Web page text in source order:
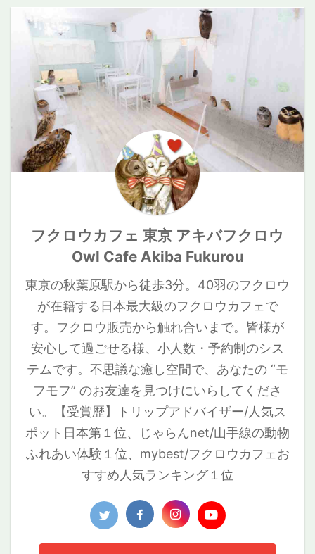
「特別なこ
と」としてで
ただけること
を大切にして
います。 気を
張らなくてい
い時間 フクロ
ウと向き合う
時間の中で
は、立場や背
ことの方が大
ットの特徴 フ
クロウグッズ
付き ご来店の
際、フクロウ
グッズをプレ
ゼントいたし
ます。 有効期
限なし 空席の
あるお日にち
にご利用いた
だけます。 デ
ジタルで即日
送 ...
日本国内のみ
た。皆様が差
し伸べてくだ
さった優しさ
は今でも忘れ
ることができ
ません。 その
優しさのおか
ことができて
ちが特徴的！
ゆっくり自分
静かにそこに
佇んでいま
す。名前の由
来 真っ白
で綺麗な子だ
ったのでシロ
に決定！状況
2021年9月23
日〜アキフク
いる方が長い
かも？しれな
いので、プロ
フィールペー
ジが出来まし
た！ ホワイト
の詳細情報 ホ
ワイトメンフ
クロウの値
段・寿命 種類
100%！黒くて
人の目をじっ
と見つめ、い
つもそこに佇
んでいます。
あらゆるフク
ロウ・多種の
動物が横にい
ても、どっし
りと全く動じ
ない強靭なメ
ンタルの持ち
主！ご飯はさ
さっと早く済
ませるタイ
日々UPしてい
ます★状況
2021年7月28
日〜アキフク
にペットホテ
ルでロングス
ロウとして生
きていくため
に、出来て当
た ...
原産国日本 オ
ーダーフォー
ム 毎日見る物
だからこそ楽
しく！ 元気な
フクロウ達
が、1年を彩っ
てくれます。
いやすいポス
トカードサイ
ズ 卓上・壁掛
いただけま
す。 PCモニタ
ー前にも置け
る、背の低い
カレンダーで
す。 LINEで
フクロウカフェ 東京 アキバフクロウ
Owl Cafe Akiba Fukurou
東京の秋葉原駅から徒歩3分。40羽のフクロウ
が在籍する日本最大級のフクロウカフェで
す。フクロウ販売から触れ合いまで。皆様が
安心して過ごせる様、小人数・予約制のシス
テムです。不思議な癒し空間で、あなたの “モ
フモフ” のお友達を見つけにいらしてくださ
い。【受賞歴】トリップアドバイザー/人気ス
ポット日本第１位、じゃらんnet/山手線の動物
ふれあい体験１位、mybest/フクロウカフェお
すすめ人気ランキング１位